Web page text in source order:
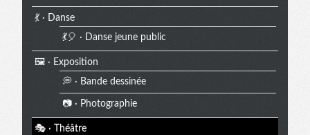
💃 · Danse
💃🎈 · Danse jeune public
🖼️ · Exposition
💭 · Bande dessinée
📷 · Photographie
🎭 · Théâtre